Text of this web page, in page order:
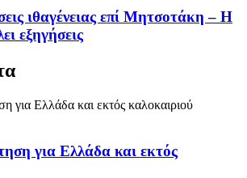
ιθαγένειας επί Μητσοτάκη – Η
εξηγήσεις
για Ελλάδα και εκτός